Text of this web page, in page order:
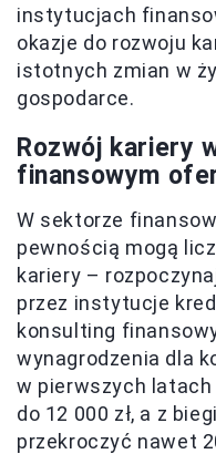
instytucjach
okazje do rozwoju
istotnych zmian w
gospodarce.
Rozwój kariery
finansowym
W sektorze
pewnością mogą
kariery –
przez instytucje
konsulting
wynagrodzenia dla
w pierwszych latach
do 12 000 zł, a z
przekroczyć nawet